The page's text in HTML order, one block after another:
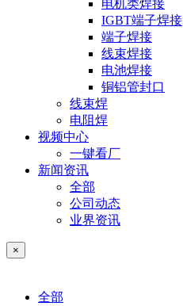
电机类焊接
IGBT端子焊接
端子焊接
线束焊接
电池焊接
铜铝管封口
线束焊
电阻焊
视频中心
一键看厂
新闻资讯
全部
公司动态
业界资讯
×
全部